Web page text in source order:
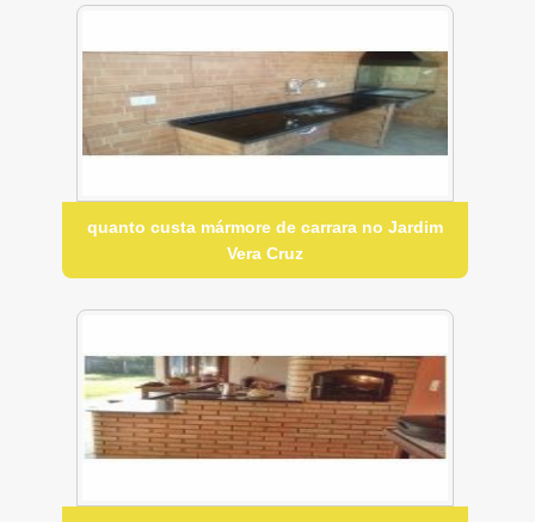
quanto custa mármore de carrara no Jardim
Vera Cruz